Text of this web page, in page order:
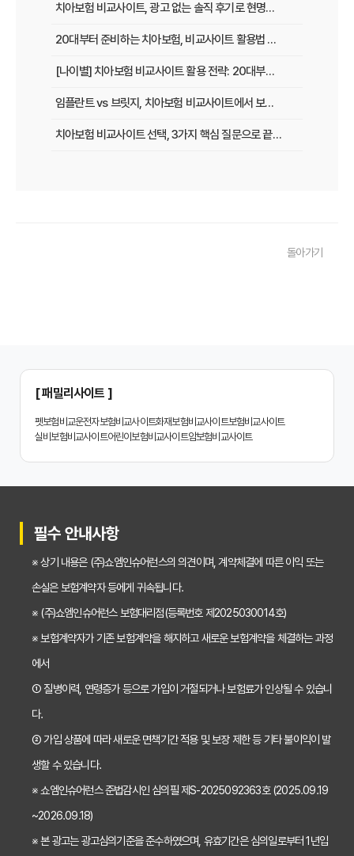
치아보험 비교사이트, 광고 없는 솔직 후기로 현명하게 선택하는 법
20대부터 준비하는 치아보험, 비교사이트 활용법 A to Z
[나이별] 치아보험 비교사이트 활용 전략: 20대부터 60대까지 맞춤 가이드
임플란트 vs 브릿지, 치아보험 비교사이트에서 보장 범위 꼼꼼하게 확인하는 꿀팁
치아보험 비교사이트 선택, 3가지 핵심 질문으로 끝내기
치아보험 비교사이트 똑똑하게 활용하는 3가지 꿀팁
치아보험 비교사이트 선택 전 반드시 알아야 할 5가지 핵심 질문
임플란트, 크라운 치료비 부담? 치아보험 비교사이트 활용법 및 보장꿀팁
2026년 치아보험, 가격 vs 보장! 비교 분석으로 나에게 딱 맞는 보험 찾기
치아보험 비교사이트 활용법: 숨겨진 보장까지 꼼꼼하게 찾는 꿀팁
치아보험 비교사이트 활용법: 숨은 꿀팁 대방출! 보험료 절약 노하우
돌아가기
[ 패밀리사이트 ]
펫보험비교운전자보험비교사이트화재보험비교사이트보험비교사이트
실비보험비교사이트어린이보험비교사이트암보험비교사이트
필수 안내사항
※ 상기 내용은 (주)쇼엠인슈어런스의 의견이며, 계약체결에 따른 이익 또는
손실은 보험계약자 등에게 귀속됩니다.
※ (주)쇼엠인슈어런스 보험대리점(등록번호 제2025030014호)
※ 보험계약자가 기존 보험계약을 해지하고 새로운 보험계약을 체결하는 과정
에서
① 질병이력, 연령증가 등으로 가입이 거절되거나 보험료가 인상될 수 있습니
다.
② 가입 상품에 따라 새로운 면책기간 적용 및 보장 제한 등 기타 불이익이 발
생할 수 있습니다.
※ 쇼엠인슈어런스 준법감시인 심의필 제S-2025092363호 (2025.09.19
~2026.09.18)
※ 본 광고는 광고심의기준을 준수하였으며, 유효기간은 심의일로부터 1년입